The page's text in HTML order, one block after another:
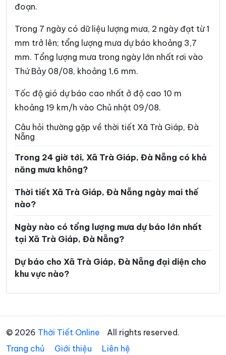
Xã Hà Nha
Xã Hòa Tiến Xã Hòa Vang
Xã Hùng Sơn Xã Khâm Đức
Xã La Dêê Xã La Êê
Xã Nam Phước Xã Nam Trà My
Xã Nông Sơn Xã Núi Thành
Xã Phú Thuận
Xã Phước Hiệp Xã Phước Năng
Xã Phước Thành Xã Phước Trà
Xã Quế Phước
Xã Quế Sơn Trung
Xã Sông Kôn Xã Sông Vàng
Xã Tam Anh Xã Tam Hải
Xã Tam Mỹ
Xã Thăng Phú
đoạn.
Trong 7 ngày có dữ liệu lượng mưa, 2 ngày đạt từ 1
mm trở lên; tổng lượng mưa dự báo khoảng 3,7
mm. Tổng lượng mưa trong ngày lớn nhất rơi vào
Thứ Bảy 08/08, khoảng 1,6 mm.
Tốc độ gió dự báo cao nhất ở độ cao 10 m
khoảng 19 km/h vào Chủ nhật 09/08.
Câu hỏi thường gặp về thời tiết Xã Trà Giáp, Đà
Nẵng
Trong 24 giờ tới, Xã Trà Giáp, Đà Nẵng có khả
năng mưa không?
Thời tiết Xã Trà Giáp, Đà Nẵng ngày mai thế
nào?
Ngày nào có tổng lượng mưa dự báo lớn nhất
tại Xã Trà Giáp, Đà Nẵng?
Dự báo cho Xã Trà Giáp, Đà Nẵng đại diện cho
khu vực nào?
© 2026 Thời Tiết Online
All rights reserved.
Trang chủ
Giới thiệu Liên hệ